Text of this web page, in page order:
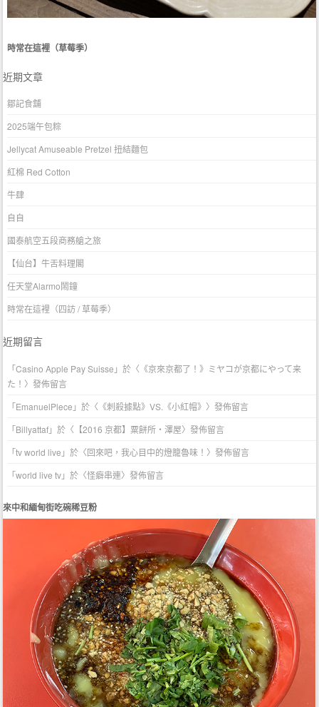
時常在這裡（草莓季）
近期文章
鄒記食舖
2025端午包粽
Jellycat Amuseable Pretzel 扭結麵包
紅棉 Red Cotton
牛肆
自自
國泰航空五段商務艙之旅
【仙台】牛舌料理閣
任天堂Alarmo鬧鐘
時常在這裡（四訪 / 草莓季）
近期留言
「Casino Apple Pay Suisse 」於〈 《京來京都了！》ミヤコが京都にやって来
た！ 〉發佈留言
「EmanuelPlece 」於〈 《刺殺據點》VS.《小紅帽》 〉發佈留言
「Billyattaf」於〈 【2016 京都】粟餅所・澤屋〉發佈留言
「tv world live 」於〈回來吧，我心目中的燈籠魯味！ 〉發佈留言
「world live tv」於〈怪癖串連〉發佈留言
來中和緬甸街吃碗稀豆粉